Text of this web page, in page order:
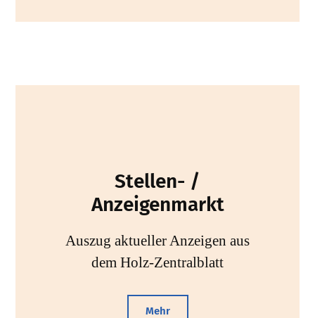
Stellen- /
Anzeigenmarkt
Auszug aktueller Anzeigen aus
dem Holz-Zentralblatt
Mehr